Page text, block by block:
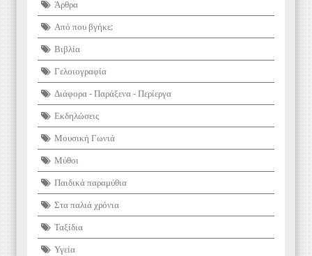
Άρθρα
Από που βγήκε;
Βιβλία
Γελοιογραφία
Διάφορα - Παράξενα - Περίεργα
Εκδηλώσεις
Μουσική Γωνιά
Μύθοι
Παιδικά παραμύθια
Στα παλιά χρόνια
Ταξίδια
Υγεία